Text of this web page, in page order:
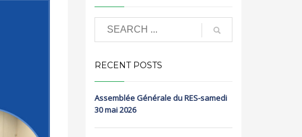
RECENT POSTS
Assemblée Générale du RES-samedi
30 mai 2026